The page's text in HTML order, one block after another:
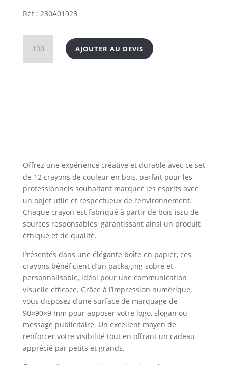
Réf : 230A01923
Set
AJOUTER AU DEVIS
Offrez une expérience créative et durable avec ce set
de 12 crayons de couleur en bois, parfait pour les
professionnels souhaitant marquer les esprits avec
un objet utile et respectueux de l’environnement.
Chaque crayon est fabriqué à partir de bois issu de
sources responsables, garantissant ainsi un produit
éthique et de qualité.
Présentés dans une élégante boîte en papier, ces
crayons bénéficient d’un packaging sobre et
personnalisable, idéal pour une communication
visuelle efficace. Grâce à l’impression numérique,
vous disposez d’une surface de marquage de
90×90×9 mm pour apposer votre logo, slogan ou
message publicitaire. Un excellent moyen de
renforcer votre visibilité tout en offrant un cadeau
apprécié par petits et grands.